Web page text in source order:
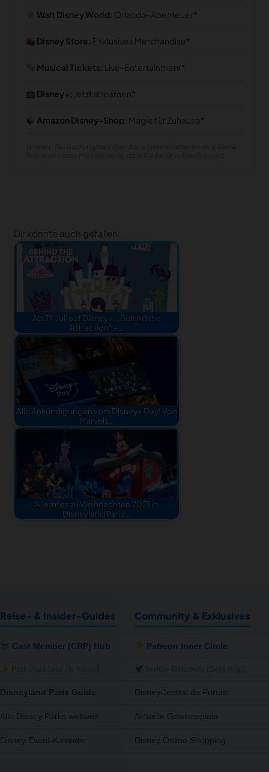
Walt Disney World: Orlando-Abenteuer
Disney Store: Exklusives Merchandise
Musical Tickets: Live-Entertainment
Disney+: Jetzt streamen
Amazon Disney-Shop: Magie für Zuhause
Dir könnte auch gefallen:
Ab 21. Juli auf Disney+: „Behind the
Attraction“ -…
Alle Ankündigungen vom Disney+ Day! Von
Marvels…
Alle Infos zu Weihnachten 2021 in
Disneyland Paris…
Reise- & Insider-Guides
Cast Member (CRP) Hub
Disneyland Paris Guide
Alle Disney Parks weltweit
Disney Event-Kalender
Community & Exklusives
Patreon Inner Circle
DisneyCentral.de Forum
Aktuelle Gewinnspiele
Disney Online Shopping